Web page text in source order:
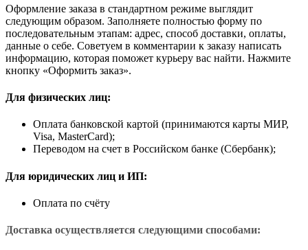
Оформление заказа в стандартном режиме выглядит
следующим образом. Заполняете полностью форму по
последовательным этапам: адрес, способ доставки, оплаты,
данные о себе. Советуем в комментарии к заказу написать
информацию, которая поможет курьеру вас найти. Нажмите
кнопку «Оформить заказ».
Для физических лиц:
Оплата банковской картой (принимаются карты МИР,
Visa, MasterCard);
Переводом на счет в Российском банке (Сбербанк);
Для юридических лиц и ИП:
Оплата по счёту
Доставка осуществляется следующими способами: